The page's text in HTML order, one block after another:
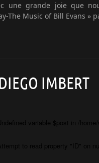
une grande joie que
The Music of Bill Evans »
IMBERT
variable $post in /
to read property "ID" on